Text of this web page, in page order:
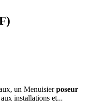
un Menuisierposeur
installations et...